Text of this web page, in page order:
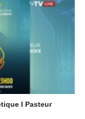
I Pasteur